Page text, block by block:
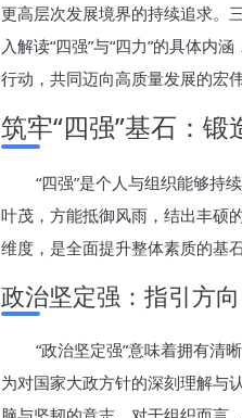
更高层次发展境界的持续追求。
入解读“四强”与“四力”的具体内
行动，共同迈向高质量发展的宏伟
筑牢“四强”基石：
“四强”是个人与组织能够持
叶茂，方能抵御风雨，结出丰硕
维度，是全面提升整体素质的基石
政治坚定强：指引方
“政治坚定强”意味着拥有清
为对国家大政方针的深刻理解与